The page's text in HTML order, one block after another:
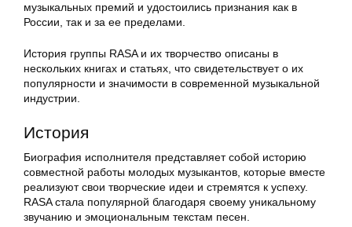
музыкальных премий и удостоились признания как в
России, так и за ее пределами.
История группы RASA и их творчество описаны в
нескольких книгах и статьях, что свидетельствует о их
популярности и значимости в современной музыкальной
индустрии.
История
Биография исполнителя представляет собой историю
совместной работы молодых музыкантов, которые вместе
реализуют свои творческие идеи и стремятся к успеху.
RASA стала популярной благодаря своему уникальному
звучанию и эмоциональным текстам песен.